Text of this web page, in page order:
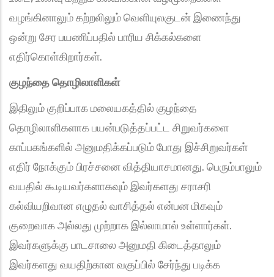
வழங்கினாலும் கற்றலிலும் வெளியுலகுடன் இணைந்து
ஒன்று சேர பயணிப்பதில் பாரிய சிக்கல்களை
எதிர்கொள்கிறார்கள்.
குழந்தை தொழிலாளிகள்
இதிலும் குறிப்பாக மலையகத்தில் குழந்தை
தொழிலாளிகளாக பயன்படுத்தப்பட்ட சிறுவர்களை
காப்பகங்களில் அனுமதிக்கப்படும் போது இச்சிறுவர்கள்
எதிர் நோக்கும் பிரச்சனை வித்தியாசமானது. பெரும்பாலும்
வயதில் கூடியவர்களாகவும் இவர்களது சராசரி
கல்வியறிவான எழுதல் வாசித்தல் என்பன மிகவும்
குறைவாக அல்லது முற்றாக இல்லாமால் உள்ளார்கள்.
இவர்களுக்கு பாடசாலை அனுமதி கிடைத்தாலும்
இவர்களது வயதிற்கான வகுப்பில் சேர்ந்து படிக்க